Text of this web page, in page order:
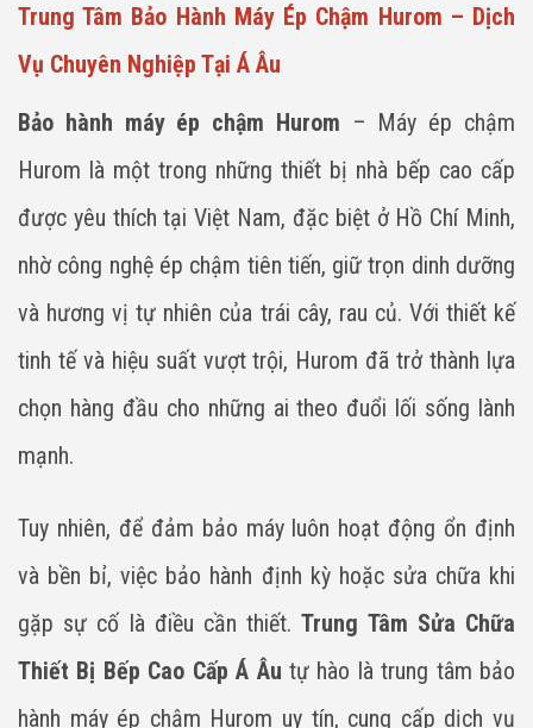
Trung Tâm Bảo Hành Máy Ép Chậm Hurom – Dịch
Vụ Chuyên Nghiệp Tại Á Âu
Bảo hành máy ép chậm Hurom – Máy ép chậm
Hurom là một trong những thiết bị nhà bếp cao cấp
được yêu thích tại Việt Nam, đặc biệt ở Hồ Chí Minh,
nhờ công nghệ ép chậm tiên tiến, giữ trọn dinh dưỡng
và hương vị tự nhiên của trái cây, rau củ. Với thiết kế
tinh tế và hiệu suất vượt trội, Hurom đã trở thành lựa
chọn hàng đầu cho những ai theo đuổi lối sống lành
mạnh.
Tuy nhiên, để đảm bảo máy luôn hoạt động ổn định
và bền bỉ, việc bảo hành định kỳ hoặc sửa chữa khi
gặp sự cố là điều cần thiết.Trung Tâm Sửa Chữa
Thiết Bị Bếp Cao Cấp Á Âu tự hào là trung tâm bảo
hành máy ép chậm Hurom uy tín, cung cấp dịch vụ